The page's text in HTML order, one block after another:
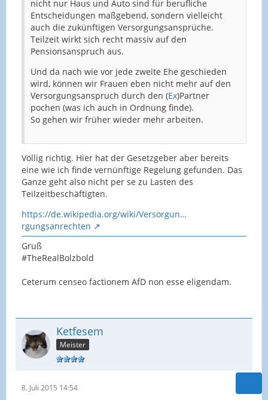
nicht nur Haus und Auto sind für berufliche
Entscheidungen maßgebend, sondern vielleicht
auch die zukünftigen Versorgungsansprüche.
Teilzeit wirkt sich recht massiv auf den
Pensionsanspruch aus.
Und da nach wie vor jede zweite Ehe geschieden
wird, können wir Frauen eben nicht mehr auf den
Versorgungsanspruch durch den (Ex)Partner
pochen (was ich auch in Ordnung finde).
So gehen wir früher wieder mehr arbeiten.
Völlig richtig. Hier hat der Gesetzgeber aber bereits
eine wie ich finde vernünftige Regelung gefunden. Das
Ganze geht also nicht per se zu Lasten des
Teilzeitbeschäftigten.
https://de.wikipedia.org/wiki/Versorgun…
rgungsanrechten
Gruß
#TheRealBolzbold
Ceterum censeo factionem AfD non esse eligendam.
Ketfesem
Meister
8. Juli 2015 14:54